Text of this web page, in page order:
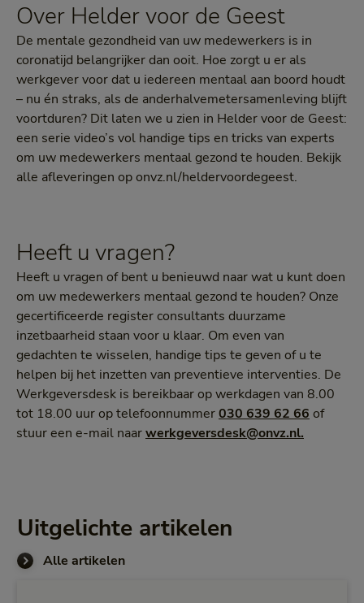
Over Helder voor de Geest
De mentale gezondheid van uw medewerkers is in
coronatijd belangrijker dan ooit. Hoe zorgt u er als
werkgever voor dat u iedereen mentaal aan boord houdt
– nu én straks, als de anderhalvemetersamenleving blijft
voortduren? Dit laten we u zien in Helder voor de Geest:
een serie video’s vol handige tips en tricks van experts
om uw medewerkers mentaal gezond te houden. Bekijk
alle afleveringen op onvz.nl/heldervoordegeest.
Heeft u vragen?
Heeft u vragen of bent u benieuwd naar wat u kunt doen
om uw medewerkers mentaal gezond te houden? Onze
gecertificeerde register consultants duurzame
inzetbaarheid staan voor u klaar. Om even van
gedachten te wisselen, handige tips te geven of u te
helpen bij het inzetten van preventieve interventies. De
Werkgeversdesk is bereikbaar op werkdagen van 8.00
tot 18.00 uur op telefoonnummer030 639 62 66 of
stuur een e-mail naarwerkgeversdesk@onvz.nl.
Uitgelichte artikelen
Alle artikelen